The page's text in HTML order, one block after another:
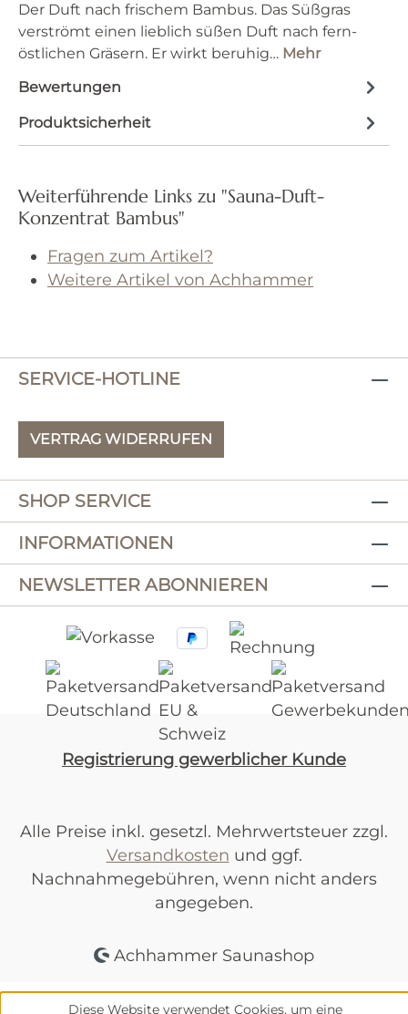
Der Duft nach frischem Bambus. Das Süßgras
verströmt einen lieblich süßen Duft nach fern-
östlichen Gräsern. Er wirkt beruhig… Mehr
Bewertungen
Produktsicherheit
Weiterführende Links zu "Sauna-Duft-
Konzentrat Bambus"
Fragen zum Artikel?
Weitere Artikel von Achhammer
SERVICE-HOTLINE
VERTRAG WIDERRUFEN
SHOP SERVICE
INFORMATIONEN
NEWSLETTER ABONNIEREN
Registrierung gewerblicher Kunde
Alle Preise inkl. gesetzl. Mehrwertsteuer zzgl.
Versandkosten und ggf.
Nachnahmegebühren, wenn nicht anders
angegeben.
Achhammer Saunashop
Diese Website verwendet Cookies, um eine